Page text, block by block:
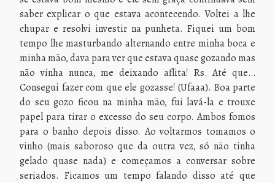
saber explicar o que estava acontecendo. Voltei a lhe
chupar e resolvi investir na punheta. Fiquei um bom
tempo lhe masturbando alternando entre minha boca e
minha mão, dava para ver que estava quase gozando mas
não vinha nunca, me deixando aflita! Rs. Até que…
Consegui fazer com que ele gozasse! (Ufaaa). Boa parte
do seu gozo ficou na minha mão, fui lavá-la e trouxe
papel para tirar o excesso do seu corpo. Ambos fomos
para o banho depois disso. Ao voltarmos tomamos o
vinho (mais saboroso que da outra vez, só não tinha
gelado quase nada) e começamos a conversar sobre
seriados. Ficamos um tempo falando disso até que